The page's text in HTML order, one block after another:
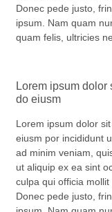
Donec pede justo,
ipsum. Nam quam
quam felis, ultricies
Lorem ipsum dolor
do eiusm
Lorem ipsum dolor
eiusm por incididunt
ad minim veniam,
ut aliquip ex ea sint
culpa qui officia
Donec pede justo,